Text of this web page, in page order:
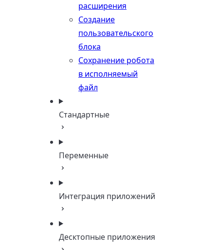
расширения
Создание
пользовательского
блока
Сохранение робота
в исполняемый
файл
Стандартные
Переменные
Интеграция приложений
Десктопные приложения